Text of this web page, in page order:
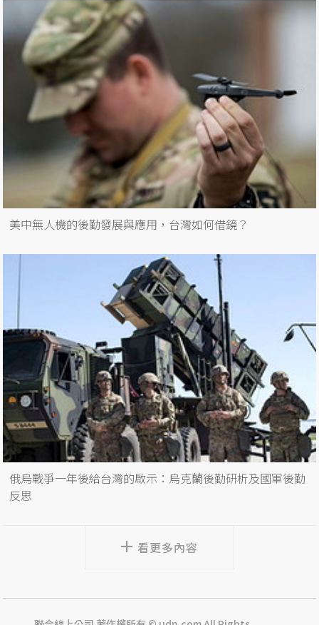
美中無人機的後勤發展與應用，台灣如何借鏡？
俄烏戰爭一年後給台灣的啟示：烏克蘭後勤研析及國軍後勤
反思
看更多內容